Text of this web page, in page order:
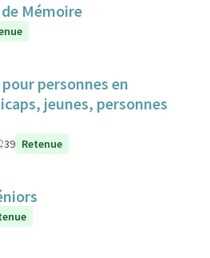
Mémoire
personnes en
jeunes, personnes
39 Retenue